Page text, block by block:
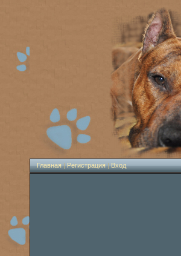
Главная|Регистрация|Вход